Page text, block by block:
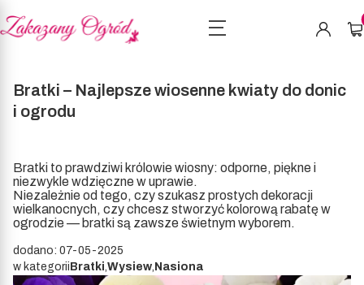
Bratki – Najlepsze wiosenne kwiaty do donic
i ogrodu
Bratki to prawdziwi królowie wiosny: odporne, piękne i
niezwykle wdzięczne w uprawie.
Niezależnie od tego, czy szukasz prostych dekoracji
wielkanocnych, czy chcesz stworzyć kolorową rabatę w
ogrodzie — bratki są zawsze świetnym wyborem.
dodano: 07-05-2025
w kategorii Bratki,Wysiew, Nasiona